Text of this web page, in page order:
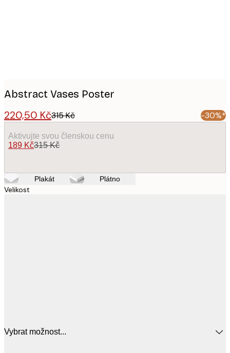
Abstract Vases Poster
220,50 Kč315 Kč -30%*
Aktivujte svou členskou cenu
189 Kč315 Kč
Plakát Plátno
Velikost
Vybrat možnost...